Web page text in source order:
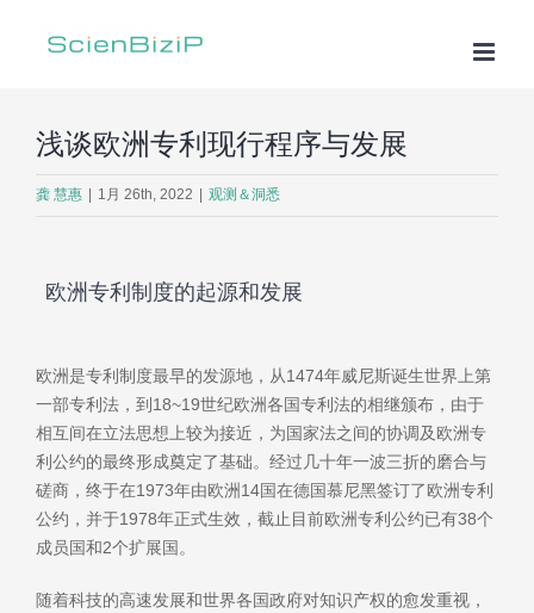
浅谈欧洲专利现行程序与发展
龚 慧惠 1月 26th, 2022 观测＆洞悉
欧洲专利制度的起源和发展
欧洲是专利制度最早的发源地，从1474年威尼斯诞生世界上第
一部专利法，到18~19世纪欧洲各国专利法的相继颁布，由于
相互间在立法思想上较为接近，为国家法之间的协调及欧洲专
利公约的最终形成奠定了基础。经过几十年一波三折的磨合与
磋商，终于在1973年由欧洲14国在德国慕尼黑签订了欧洲专利
公约，并于1978年正式生效，截止目前欧洲专利公约已有38个
成员国和2个扩展国。
随着科技的高速发展和世界各国政府对知识产权的愈发重视，